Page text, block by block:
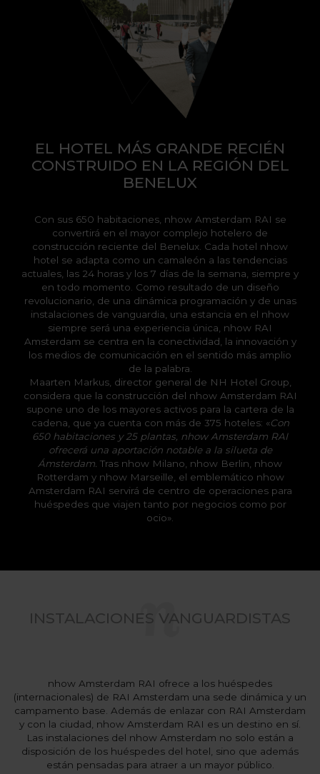
EL HOTEL MÁS GRANDE RECIÉN
CONSTRUIDO EN LA REGIÓN DEL
BENELUX
Con sus 650 habitaciones, nhow Amsterdam RAI se
convertirá en el mayor complejo hotelero de
construcción reciente del Benelux. Cada hotel nhow
hotel se adapta como un camaleón a las tendencias
actuales, las 24 horas y los 7 días de la semana, siempre y
en todo momento. Como resultado de un diseño
revolucionario, de una dinámica programación y de unas
instalaciones de vanguardia, una estancia en el nhow
siempre será una experiencia única, nhow RAI
Amsterdam se centra en la conectividad, la innovación y
los medios de comunicación en el sentido más amplio
de la palabra.
Maarten Markus, director general de NH Hotel Group,
considera que la construcción del nhow Amsterdam RAI
supone uno de los mayores activos para la cartera de la
cadena,­ que ya cuenta con más de 375 hoteles: «Con
650 habitaciones y 25 plantas, nhow Amsterdam RAI
ofrecerá una aportación notable a la silueta de
Ámsterdam. Tras nhow Milano, nhow Berlin, nhow
Rotterdam y nhow Marseille, el emblemático nhow
Amsterdam RAI servirá de centro de operaciones para
huéspedes que viajen tanto por negocios como por
ocio».
INSTALACIONES VANGUARDISTAS
nhow Amsterdam RAI ofrece a los huéspedes
(internacionales) de RAI Amsterdam una sede dinámica y un
campamento base. Además de enlazar con RAI Amsterdam
y con la ciudad, nhow Amsterdam RAI es un destino en sí.
Las instalaciones del nhow Amsterdam no solo están a
disposición de los huéspedes del hotel, sino que además
están pensadas para atraer a un mayor público.